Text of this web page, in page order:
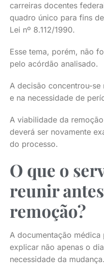
carreiras docentes
quadro único para fins
Lei nº 8.112/1990.
Esse tema, porém, não
pelo acórdão analisado.
A decisão concentrou-
e na necessidade de
A viabilidade da
deverá ser novamente
do processo.
O que o
reunir
remoção?
A documentação
explicar não apenas o
necessidade da mudança.